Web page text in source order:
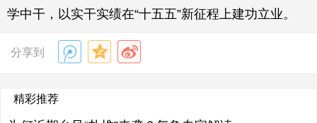
学中干，以实干实绩在“十五五”新征程上建功立业。
分享到
精彩推荐